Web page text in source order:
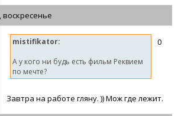
воскресенье
0
mistifikator:
А у кого ни будь есть фильм Реквием
по мечте?
Завтра на работе гляну. )) Мож где лежит.